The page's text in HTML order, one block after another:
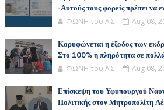
-Αυτούς τους φορείς πρέπει να
ΦΩΝΗ του Λ.Σ. Aug 08,
Κορυφώνεται η έξοδος των
Στο 100% η πληρότητα σε
ΦΩΝΗ του Λ.Σ. Aug 08,
Επίσκεψη του Υφυπουργού
Πολιτικής στον Μητροπολίτη